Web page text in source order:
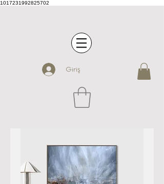
1017231992825702
Giriş